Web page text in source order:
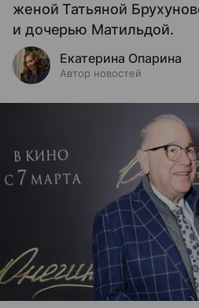
женой Татьяной
и дочерью Матильдой.
Екатерина Опарина
Автор новостей